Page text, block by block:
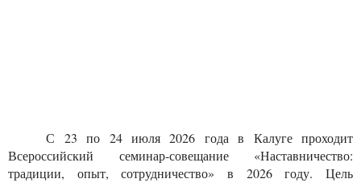
С 23 по 24 июля 2026 года в Калуге проходит
Всероссийский семинар-совещание «Наставничество:
традиции, опыт, сотрудничество» в 2026 году. Цель